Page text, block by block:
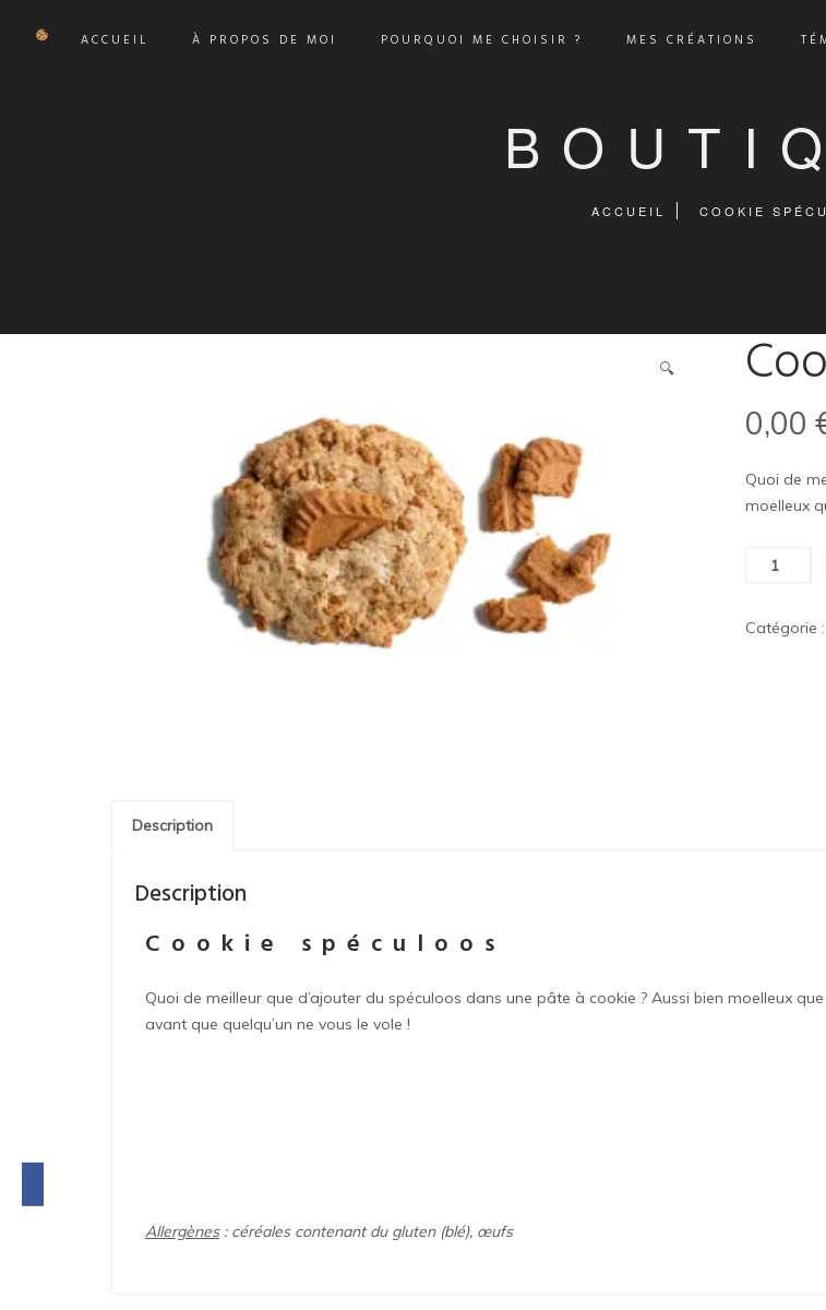
ACCUEIL À PROPOS DE MOI POURQUOI ME CHOISIR ? MES CRÉATIONS
ACCUEIL COOKIE
🔍
0,00
Quoi de
moelleux
quantité
Cookie
Catégorie :
Description
Description
Cookie spéculoos
Quoi de meilleur que d’ajouter du spéculoos dans une pâte à cookie ? Aussi bien moelleux
avant que quelqu’un ne vous le vole !
Allergènes: céréales contenant du gluten (blé), œufs